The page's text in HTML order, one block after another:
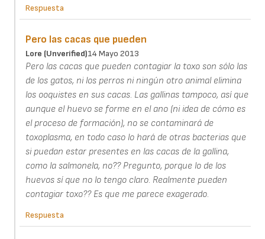
Respuesta
Pero las cacas que pueden
Lore (unverified)14 Mayo 2013
Pero las cacas que pueden contagiar la toxo son sólo las
de los gatos, ni los perros ni ningún otro animal elimina
los ooquistes en sus cacas. Las gallinas tampoco, así que
aunque el huevo se forme en el ano (ni idea de cómo es
el proceso de formación), no se contaminará de
toxoplasma, en todo caso lo hará de otras bacterias que
si puedan estar presentes en las cacas de la gallina,
como la salmonela, no?? Pregunto, porque lo de los
huevos sí que no lo tengo claro. Realmente pueden
contagiar toxo?? Es que me parece exagerado.
Respuesta